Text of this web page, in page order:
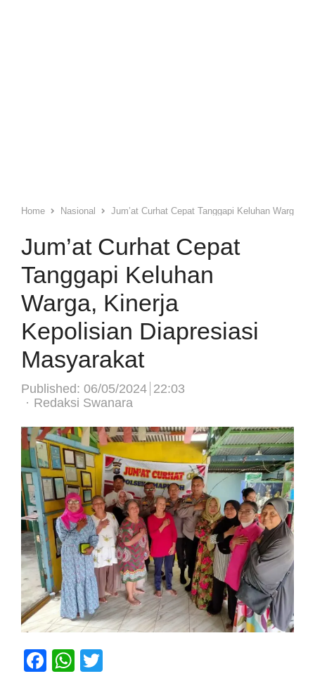
Home Nasional Jum’at Curhat Cepat Tanggapi Keluhan Warga,
Jum’at Curhat Cepat
Tanggapi Keluhan
Warga, Kinerja
Kepolisian Diapresiasi
Masyarakat
Published: 06/05/2024 22:03
Author
Redaksi Swanara
Facebook
WhatsApp